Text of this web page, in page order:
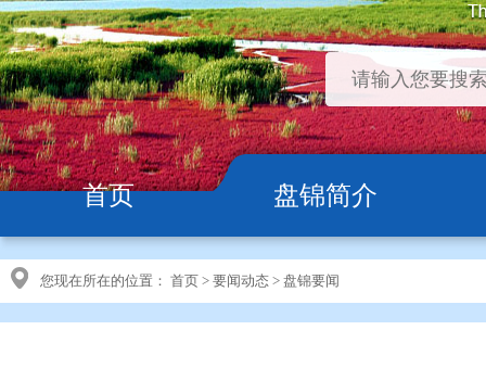
首页 盘锦简介
您现在所在的位置： 首页 > 要闻动态 > 盘锦要闻